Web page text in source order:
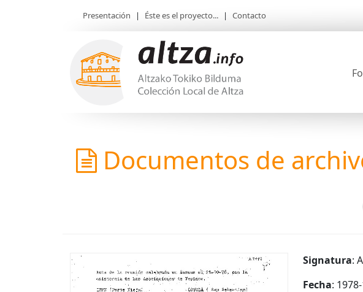
Presentación | Éste es el proyecto... | Contacto
Documentos de
Signatura:
Fecha: